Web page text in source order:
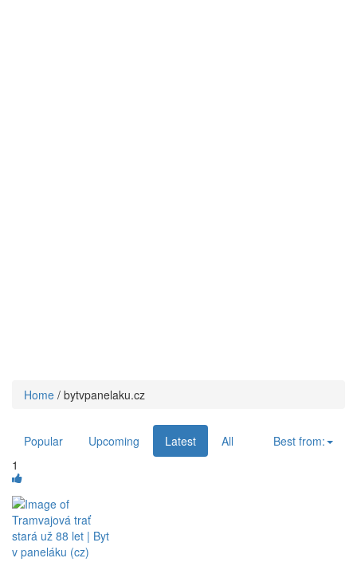
Home / bytvpanelaku.cz
Popular Upcoming Latest All
Best from:
1